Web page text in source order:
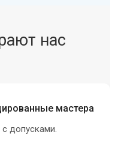
нас
мастера
допусками.